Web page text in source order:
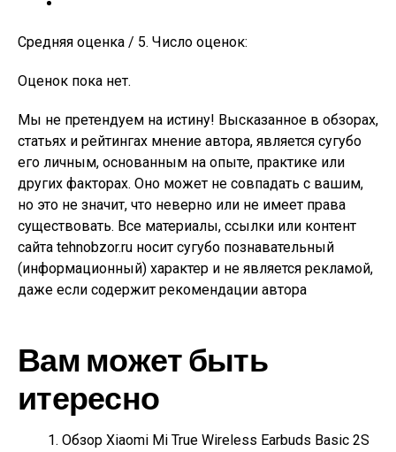
Средняя оценка / 5. Число оценок:
Оценок пока нет.
Мы не претендуем на истину! Высказанное в обзорах,
статьях и рейтингах мнение автора, является сугубо
его личным, основанным на опыте, практике или
других факторах. Оно может не совпадать с вашим,
но это не значит, что неверно или не имеет права
существовать. Все материалы, ссылки или контент
сайта tehnobzor.ru носит сугубо познавательный
(информационный) характер и не является рекламой,
даже если содержит рекомендации автора
Вам может быть
итересно
Обзор Xiaomi Mi True Wireless Earbuds Basic 2S